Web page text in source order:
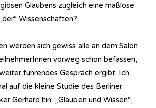
Glaubens zugleich eine maßlose
Wissenschaften?
werden sich gewiss alle an dem Salon
vorweg schon befassen,
führendes Gespräch ergibt. Ich
auf die kleine Studie des Berliner
Gerhard hin: „Glauben und Wissen“,